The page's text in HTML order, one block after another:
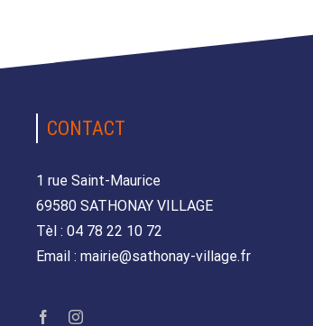
CONTACT
1 rue Saint-Maurice
69580 SATHONAY VILLAGE
Tèl : 04 78 22 10 72
Email : mairie@sathonay-village.fr